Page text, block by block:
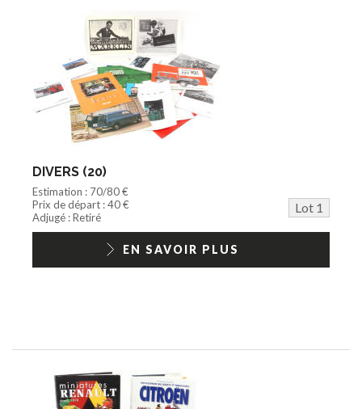
Cycle/Auto
Action Figure
Peluche
Disque
Agricole
Documentation
Train HO
Playmobil/Lego
Barbie/Big Jim
Jouets Fast Food
Trading cards
1/18ème moderne
DIVERS (20)
Estimation : 70/80 €
Prix de départ : 40 €
Lot 1
Adjugé : Retiré
EN SAVOIR PLUS